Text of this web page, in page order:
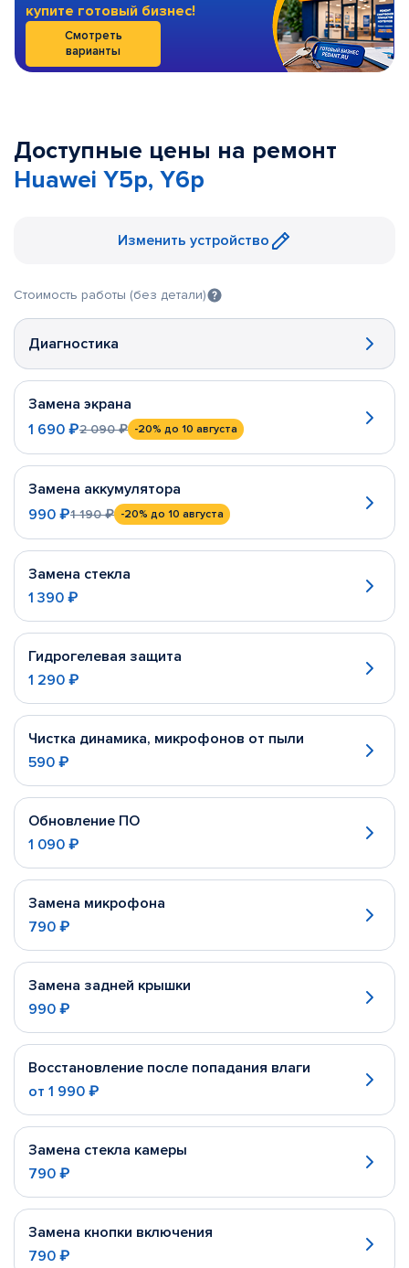
купите готовый бизнес!
Смотреть
варианты
Доступные цены на ремонт
Huawei Y5p, Y6p
Изменить устройство
Стоимость работы (без детали)
Диагностика
Замена экрана
1 690 ₽2 090 ₽ -20% до 10 августа
Замена аккумулятора
990 ₽1 190 ₽ -20% до 10 августа
Замена стекла
1 390 ₽
Гидрогелевая защита
1 290 ₽
Чистка динамика, микрофонов от пыли
590 ₽
Обновление ПО
1 090 ₽
Замена микрофона
790 ₽
Замена задней крышки
990 ₽
Восстановление после попадания влаги
от 1 990 ₽
Замена стекла камеры
790 ₽
Замена кнопки включения
790 ₽